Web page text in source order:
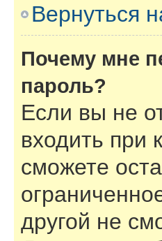
Вернуться
Почему мне
пароль?
Если вы не
входить при
сможете
другой не